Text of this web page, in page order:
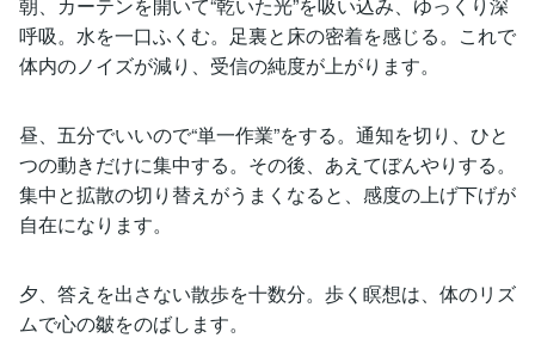
呼吸。水を一口ふくむ。足裏と床の密着を感じる。これで
体内のノイズが減り、受信の純度が上がります。
昼、五分でいいので“単一作業”をする。通知を切り、ひと
つの動きだけに集中する。その後、あえてぼんやりする。
集中と拡散の切り替えがうまくなると、感度の上げ下げが
自在になります。
夕、答えを出さない散歩を十数分。歩く瞑想は、体のリズ
ムで心の皺をのばします。